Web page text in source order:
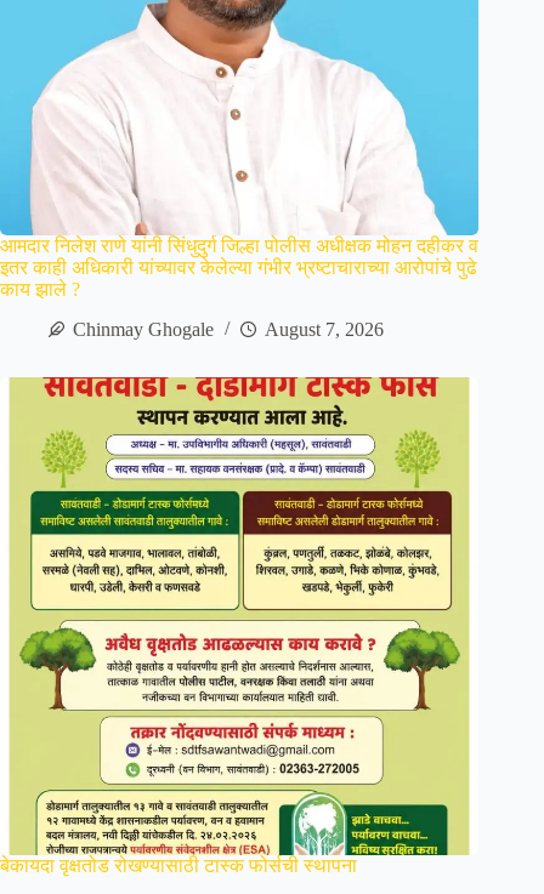
आमदार निलेश राणे यांनी सिंधुदुर्ग जिल्हा पोलीस अधीक्षक मोहन दहीकर व
इतर काही अधिकारी यांच्यावर केलेल्या गंभीर भ्रष्टाचाराच्या आरोपांचे पुढे
काय झाले ?
Chinmay Ghogale
August 7, 2026
बेकायदा वृक्षतोड रोखण्यासाठी टास्क फोर्सची स्थापना